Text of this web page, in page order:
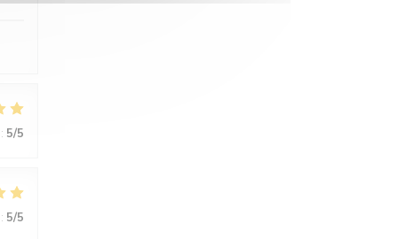
: 5/5
: 5/5